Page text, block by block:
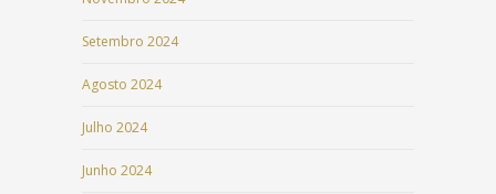
Setembro 2024
Agosto 2024
Julho 2024
Junho 2024